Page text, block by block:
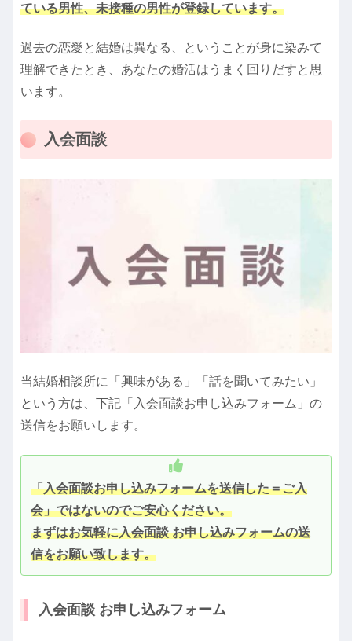
ている男性、未接種の男性が登録しています。
過去の恋愛と結婚は異なる、ということが身に染みて
理解できたとき、あなたの婚活はうまく回りだすと思
います。
入会面談
当結婚相談所に「興味がある」「話を聞いてみたい」
という方は、下記「入会面談お申し込みフォーム」の
送信をお願いします。
「入会面談お申し込みフォームを送信した＝ご入
会」ではないのでご安心ください。
まずはお気軽に入会面談 お申し込みフォームの送
信をお願い致します。
入会面談 お申し込みフォーム